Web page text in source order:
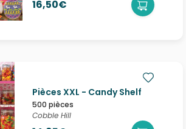
16,50€
Pièces XXL - Candy Shelf
500 pièces
Cobble Hill